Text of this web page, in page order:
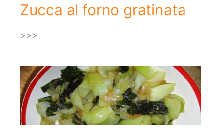
Zucca al forno gratinata
>>>